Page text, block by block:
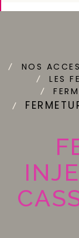
NOS
LES